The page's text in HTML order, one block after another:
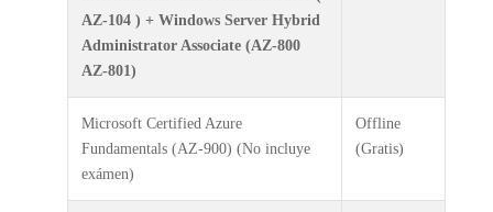
AZ-104 ) + Windows Server Hybrid
Administrator Associate (AZ-800
AZ-801)
Microsoft Certified Azure
Fundamentals (AZ-900) (No incluye
exámen)
Offline
(Gratis)